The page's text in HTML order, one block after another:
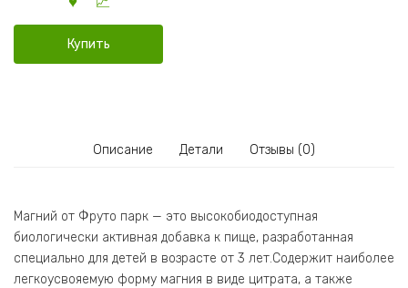
Купить
Описание Детали Отзывы (0)
Магний от Фруто парк — это высокобиодоступная
биологически активная добавка к пище, разработанная
специально для детей в возрасте от 3 лет.Содержит наиболее
легкоусвояемую форму магния в виде цитрата, а также